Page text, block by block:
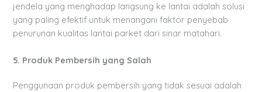
jendela yang menghadap langsung ke lantai adalah solusi
yang paling efektif untuk menangani faktor penyebab
penurunan kualitas lantai parket dari sinar matahari.
5. Produk Pembersih yang Salah
Penggunaan produk pembersih yang tidak sesuai adalah